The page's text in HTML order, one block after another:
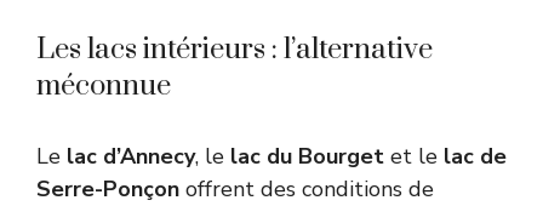
Les lacs intérieurs : l’alternative
méconnue
Le lac d’Annecy, le lac du Bourget et le lac de
Serre-Ponçon offrent des conditions de